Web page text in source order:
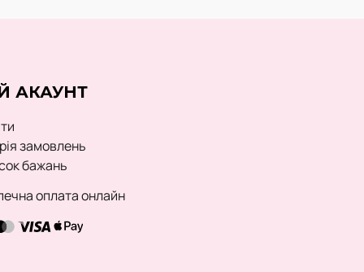
АКАУНТ
замовлень
бажань
оплата онлайн